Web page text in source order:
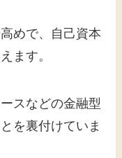
めで、自己資本
ます。
スなどの金融型
を裏付けていま